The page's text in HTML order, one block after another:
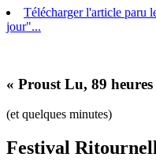
Télécharger l'article paru
jour"...
« Proust Lu, 89 heures
(et quelques minutes)
Festival